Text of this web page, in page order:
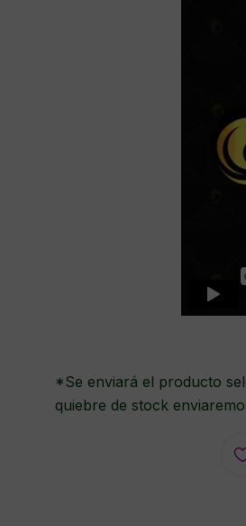
*Se enviará el producto
quiebre de stock